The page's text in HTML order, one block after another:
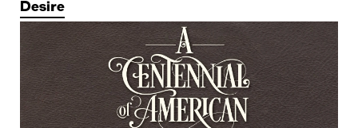
Desire